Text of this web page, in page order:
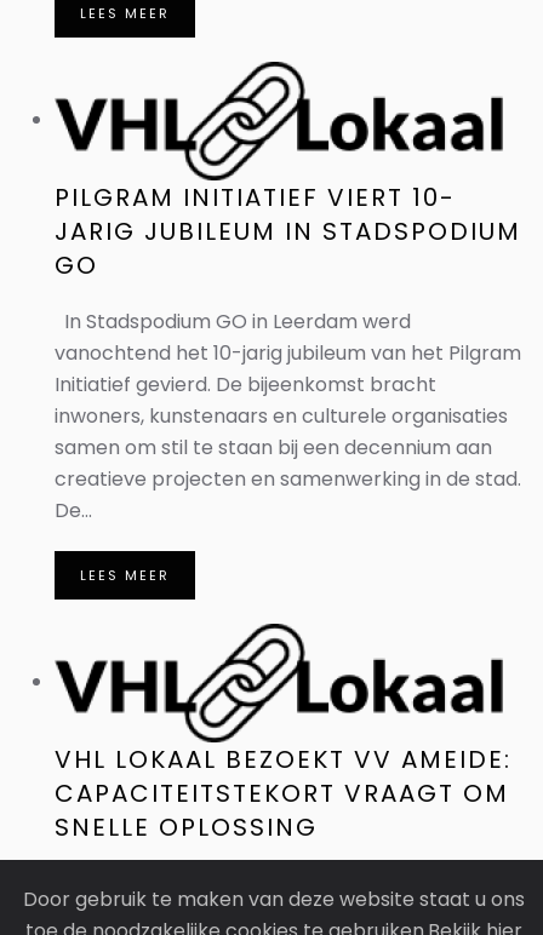
LEES MEER
PILGRAM INITIATIEF VIERT 10-
JARIG JUBILEUM IN STADSPODIUM
GO
In Stadspodium GO in Leerdam werd
vanochtend het 10-jarig jubileum van het Pilgram
Initiatief gevierd. De bijeenkomst bracht
inwoners, kunstenaars en culturele organisaties
samen om stil te staan bij een decennium aan
creatieve projecten en samenwerking in de stad.
De...
LEES MEER
VHL LOKAAL BEZOEKT VV AMEIDE:
CAPACITEITSTEKORT VRAAGT OM
SNELLE OPLOSSING
club telt meer dan 500 leden, waarvan circa 350
Door gebruik te maken van deze website staat u ons